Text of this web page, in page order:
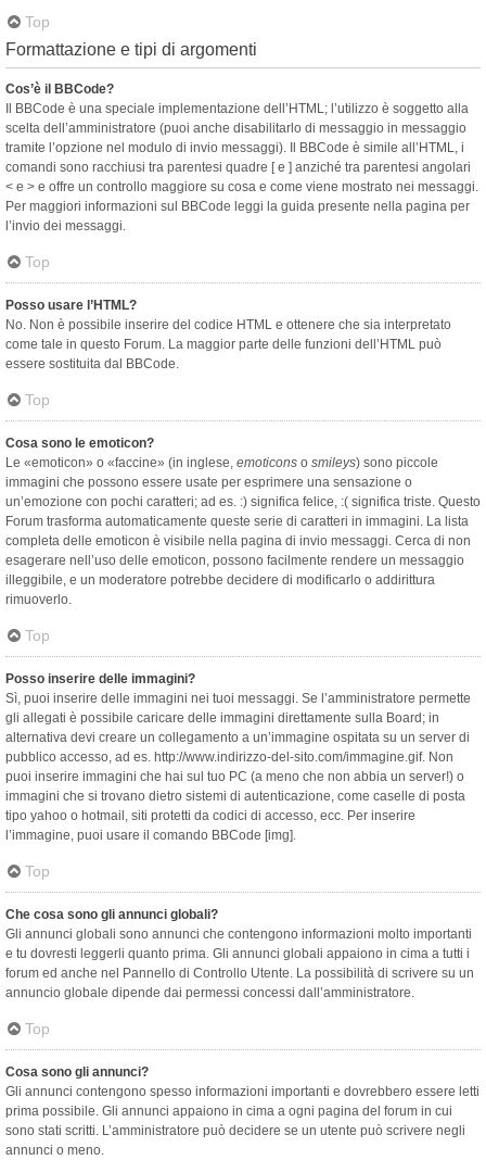
Top
Formattazione e tipi di argomenti
Cos’è il BBCode?
Il BBCode è una speciale implementazione dell’HTML; l’utilizzo è soggetto alla
scelta dell’amministratore (puoi anche disabilitarlo di messaggio in messaggio
tramite l’opzione nel modulo di invio messaggi). Il BBCode è simile all’HTML, i
comandi sono racchiusi tra parentesi quadre [ e ] anziché tra parentesi angolari
< e > e offre un controllo maggiore su cosa e come viene mostrato nei messaggi.
Per maggiori informazioni sul BBCode leggi la guida presente nella pagina per
l’invio dei messaggi.
Top
Posso usare l’HTML?
No. Non è possibile inserire del codice HTML e ottenere che sia interpretato
come tale in questo Forum. La maggior parte delle funzioni dell’HTML può
essere sostituita dal BBCode.
Top
Cosa sono le emoticon?
Le «emoticon» o «faccine» (in inglese, emoticons o smileys) sono piccole
immagini che possono essere usate per esprimere una sensazione o
un’emozione con pochi caratteri; ad es. :) significa felice, :( significa triste. Questo
Forum trasforma automaticamente queste serie di caratteri in immagini. La lista
completa delle emoticon è visibile nella pagina di invio messaggi. Cerca di non
esagerare nell’uso delle emoticon, possono facilmente rendere un messaggio
illeggibile, e un moderatore potrebbe decidere di modificarlo o addirittura
rimuoverlo.
Top
Posso inserire delle immagini?
Sì, puoi inserire delle immagini nei tuoi messaggi. Se l’amministratore permette
gli allegati è possibile caricare delle immagini direttamente sulla Board; in
alternativa devi creare un collegamento a un’immagine ospitata su un server di
pubblico accesso, ad es. http://www.indirizzo-del-sito.com/immagine.gif. Non
puoi inserire immagini che hai sul tuo PC (a meno che non abbia un server!) o
immagini che si trovano dietro sistemi di autenticazione, come caselle di posta
tipo yahoo o hotmail, siti protetti da codici di accesso, ecc. Per inserire
l’immagine, puoi usare il comando BBCode [img].
Top
Che cosa sono gli annunci globali?
Gli annunci globali sono annunci che contengono informazioni molto importanti
e tu dovresti leggerli quanto prima. Gli annunci globali appaiono in cima a tutti i
forum ed anche nel Pannello di Controllo Utente. La possibilità di scrivere su un
annuncio globale dipende dai permessi concessi dall’amministratore.
Top
Cosa sono gli annunci?
Gli annunci contengono spesso informazioni importanti e dovrebbero essere letti
prima possibile. Gli annunci appaiono in cima a ogni pagina del forum in cui
sono stati scritti. L’amministratore può decidere se un utente può scrivere negli
annunci o meno.